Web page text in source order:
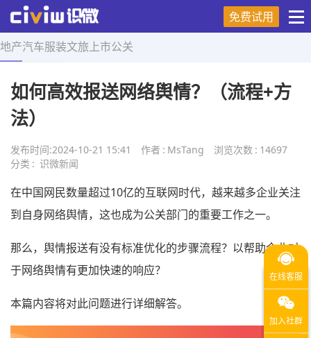
免费试用
地产汽车服装文旅 上市公关
首页 > 舆情研究 > 正文
如何高效报送网络舆情？（流程+方
法）
发布时间:2024-10-21 15:41 作者 : MsTang 浏览次数 : 14697
分类 : 识微新闻
在中国网民数量超过10亿的互联网时代，越来越多企业关注
到自身网络舆情，这也成为公关部门的重要工作之一。
那么，舆情报送有没有标准优化的步骤流程？以帮助企业对
于网络舆情有更加快速的响应？
本篇内容将对此问题进行详细解答。